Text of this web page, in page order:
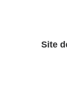
Site